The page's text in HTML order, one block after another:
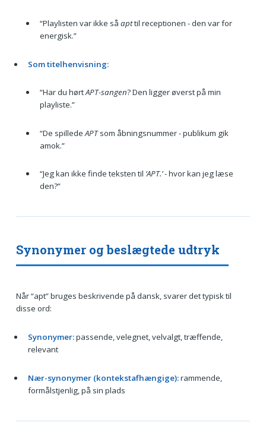
“Playlisten var ikke så apttil receptionen - den var for
energisk.”
Som titelhenvisning:
“Har du hørtAPT-sangen? Den ligger øverst på min
playliste.”
“De spilledeAPTsom åbningsnummer - publikum gik
amok.”
“Jeg kan ikke finde teksten til ‘APT.’- hvor kan jeg læse
den?”
Synonymer og beslægtede udtryk
Når “apt” bruges beskrivende på dansk, svarer det typisk til
disse ord:
Synonymer:passende, velegnet, velvalgt, træffende,
relevant
Nær-synonymer (kontekstafhængige):rammende,
formålstjenlig, på sin plads